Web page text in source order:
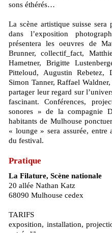
sons éthérés…
La scène artistique suisse sera
dans l’exposition
présentera les oeuvres de
Brunner, collectif_fact,
Hametner, Brigitte
Pitteloud, Augustin Rebetez,
Simon Tanner, Raffael
partager leur regard sur
fascinant. Conférences,
sonores » de la compagnie
habitants de Mulhouse
« lounge » sera assurée,
du festival.
Pratique
La Filature, Scène nationale
20 allée Nathan Katz
68090 Mulhouse cedex
TARIFS
exposition, installation,